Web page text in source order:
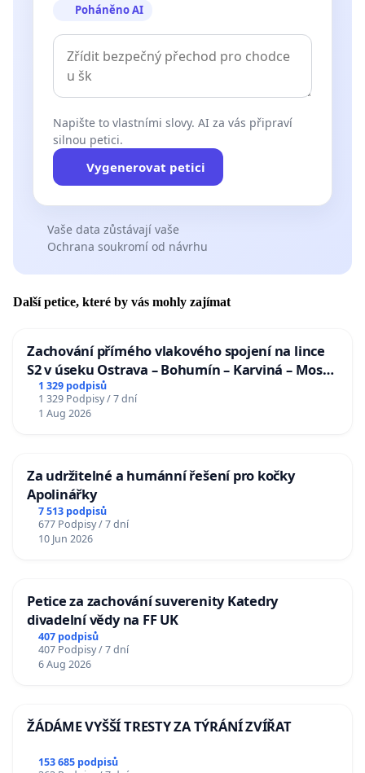
Poháněno AI
Napište to vlastními slovy. AI za vás připraví
silnou petici.
Vygenerovat petici
Vaše data zůstávají vaše
Ochrana soukromí od návrhu
Další petice, které by vás mohly zajímat
Zachování přímého vlakového spojení na lince
S2 v úseku Ostrava – Bohumín – Karviná – Mosty
u Jablunkova
1 329 podpisů
1 329 Podpisy / 7 dní
1 Aug 2026
Za udržitelné a humánní řešení pro kočky
Apolinářky
7 513 podpisů
677 Podpisy / 7 dní
10 Jun 2026
Petice za zachování suverenity Katedry
divadelní vědy na FF UK
407 podpisů
407 Podpisy / 7 dní
6 Aug 2026
ŽÁDÁME VYŠŠÍ TRESTY ZA TÝRÁNÍ ZVÍŘAT
153 685 podpisů